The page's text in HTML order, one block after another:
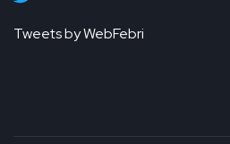
Tweets by WebFebri